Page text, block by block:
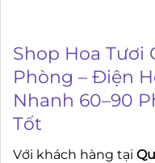
Shop Hoa Tươi
Phòng – Điện
Nhanh 60–90
Tốt
Với khách hàng tại